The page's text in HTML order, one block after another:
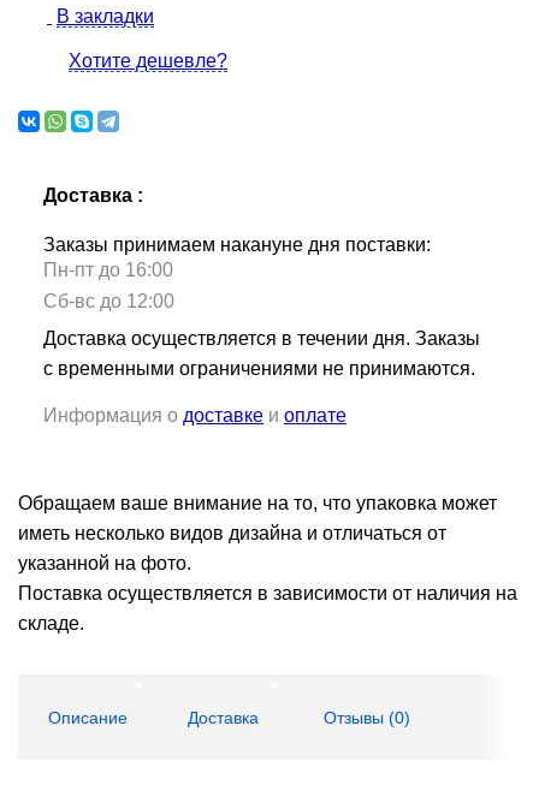
В закладки
Хотите дешевле?
Доставка :
Заказы принимаем накануне дня поставки:
Пн-пт до 16:00
Сб-вс до 12:00
Доставка осуществляется в течении дня. Заказы
с временными ограничениями не принимаются.
Информация о доставке и оплате
Обращаем ваше внимание на то, что упаковка может
иметь несколько видов дизайна и отличаться от
указанной на фото.
Поставка осуществляется в зависимости от наличия на
складе.
Описание Доставка Отзывы (0)